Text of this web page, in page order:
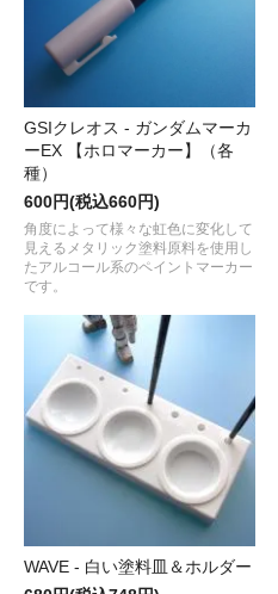
GSIクレオス - ガンダムマーカ
ーEX 【ホロマーカー】（各
種）
600円(税込660円)
角度によって様々な虹色に変化して
見えるメタリック塗料原料を使用し
たアルコール系のペイントマーカー
です。
WAVE - 白い塗料皿＆ホルダー